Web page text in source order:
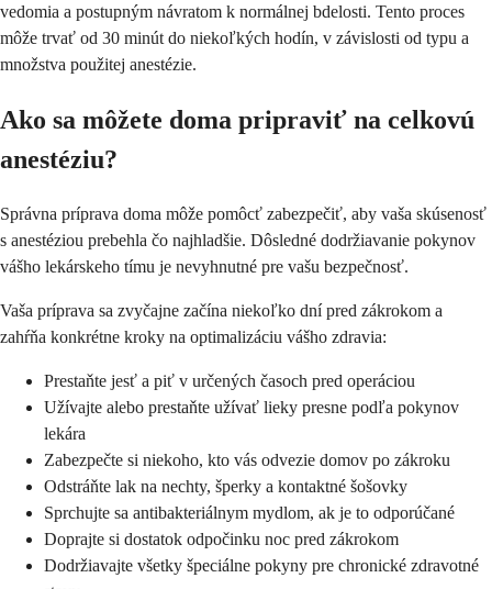
vedomia a postupným návratom k normálnej bdelosti. Tento proces
môže trvať od 30 minút do niekoľkých hodín, v závislosti od typu a
množstva použitej anestézie.
Ako sa môžete doma pripraviť na celkovú
anestéziu?
Správna príprava doma môže pomôcť zabezpečiť, aby vaša skúsenosť
s anestéziou prebehla čo najhladšie. Dôsledné dodržiavanie pokynov
vášho lekárskeho tímu je nevyhnutné pre vašu bezpečnosť.
Vaša príprava sa zvyčajne začína niekoľko dní pred zákrokom a
zahŕňa konkrétne kroky na optimalizáciu vášho zdravia:
Prestaňte jesť a piť v určených časoch pred operáciou
Užívajte alebo prestaňte užívať lieky presne podľa pokynov
lekára
Zabezpečte si niekoho, kto vás odvezie domov po zákroku
Odstráňte lak na nechty, šperky a kontaktné šošovky
Sprchujte sa antibakteriálnym mydlom, ak je to odporúčané
Doprajte si dostatok odpočinku noc pred zákrokom
Dodržiavajte všetky špeciálne pokyny pre chronické zdravotné